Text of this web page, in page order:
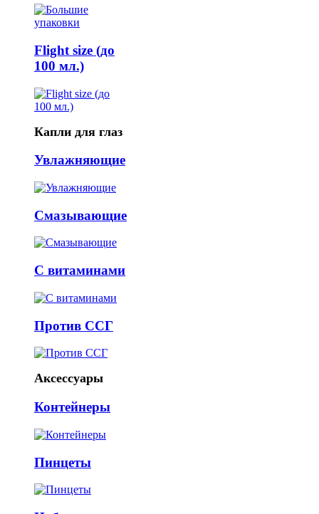
Flight size (до
100 мл.)
Капли для глаз
Увлажняющие
Смазывающие
С витаминами
Против ССГ
Аксессуары
Контейнеры
Пинцеты